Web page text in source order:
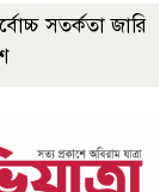
সতর্কতা জারি